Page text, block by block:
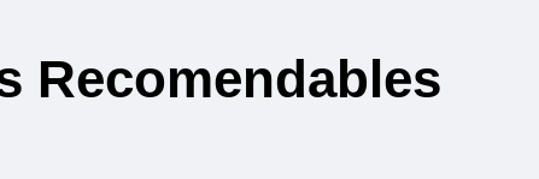
Recomendables